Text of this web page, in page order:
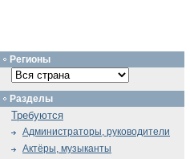
Регионы
Разделы
Требуются
Администраторы, руководители
Актёры, музыканты